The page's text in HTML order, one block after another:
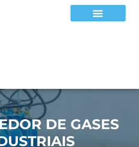
DE GASES